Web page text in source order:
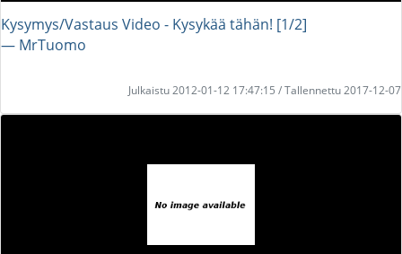
Kysymys/Vastaus Video - Kysykää tähän! [1/2]
― MrTuomo
Julkaistu 2012-01-12 17:47:15 / Tallennettu 2017-12-07